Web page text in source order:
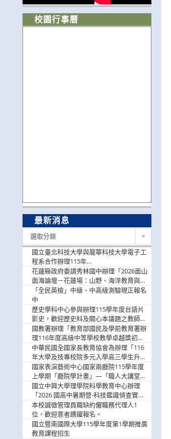
校園行事曆
最新消息
選取分類
國立臺北科技大學與龍華科技大學電子工
程系合作辦理115年
「115.08.10~08.12「AI賦能應用於智慧半
導體研習營」，歡迎學生踴躍報名參加
花蓮縣政府委請秀林國中辦理「2026面山
面海論壇－花蓮場：山野、海洋教育與戶
外安全實務課程」，歡迎踴躍報名參加
「全民英檢」中級、中高級測驗現正報名
中
歷史學科中心參與辦理115學年度台語片
影史，歡迎歷史科及關心本議題之教師踴
躍報名參加
國教署辦理「教育部國民及學前教育署辦
理116年度高級中等學校教學卓越獎初選
實施計畫」，鼓勵教師踴躍報名
中華民國全國家長教育協會為辦理「116
年大學及技專校院多元入學高三學生升學
輔導家長說明會」
國家表演藝術中心國家兩廳院115學年度
上學期「廳院學計畫」—「職人大講堂」
及「一日體驗課程」，鼓勵踴躍報名參
與。
國立中興大學理學院科學教育中心辦理
「2026 國高中暑期營-科技鑑識偵查實戰
營」活動資訊，鼓勵學生踴躍報名參加。
本校誠徵管理員職缺約僱職務代理人1
位，歡迎意者踴躍報名。
國立暨南國際大學115學年度第1學期推廣
教育課程招生